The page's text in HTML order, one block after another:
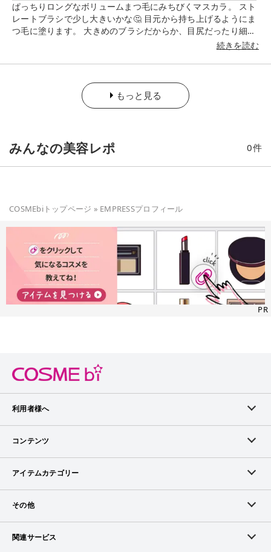
ぱっちりロングなボリュームまつ毛にみちびくマスカラ。 スト
レートブラシで少し大きいかな🤔 目元から持ち上げるようにま
つ毛に塗ります。 大きめのブラシだからか、目尻だったり細か
仕上がりなのも良かったです👍 私はブラックを使用しました
続きを読む
もっと見る
みんなの美容レポ 0件
COSMEbiトップページ » EMPRESSプロフィール
PR
利用者様へ
メンバーログイン
メンバー会員について
アイテム掲載リクエスト
コンテンツ
ランキング
ブランドから探す
アイテムカテゴリー
スキンケア
その他
お問い合わせ（ブランド様）
関連サービス